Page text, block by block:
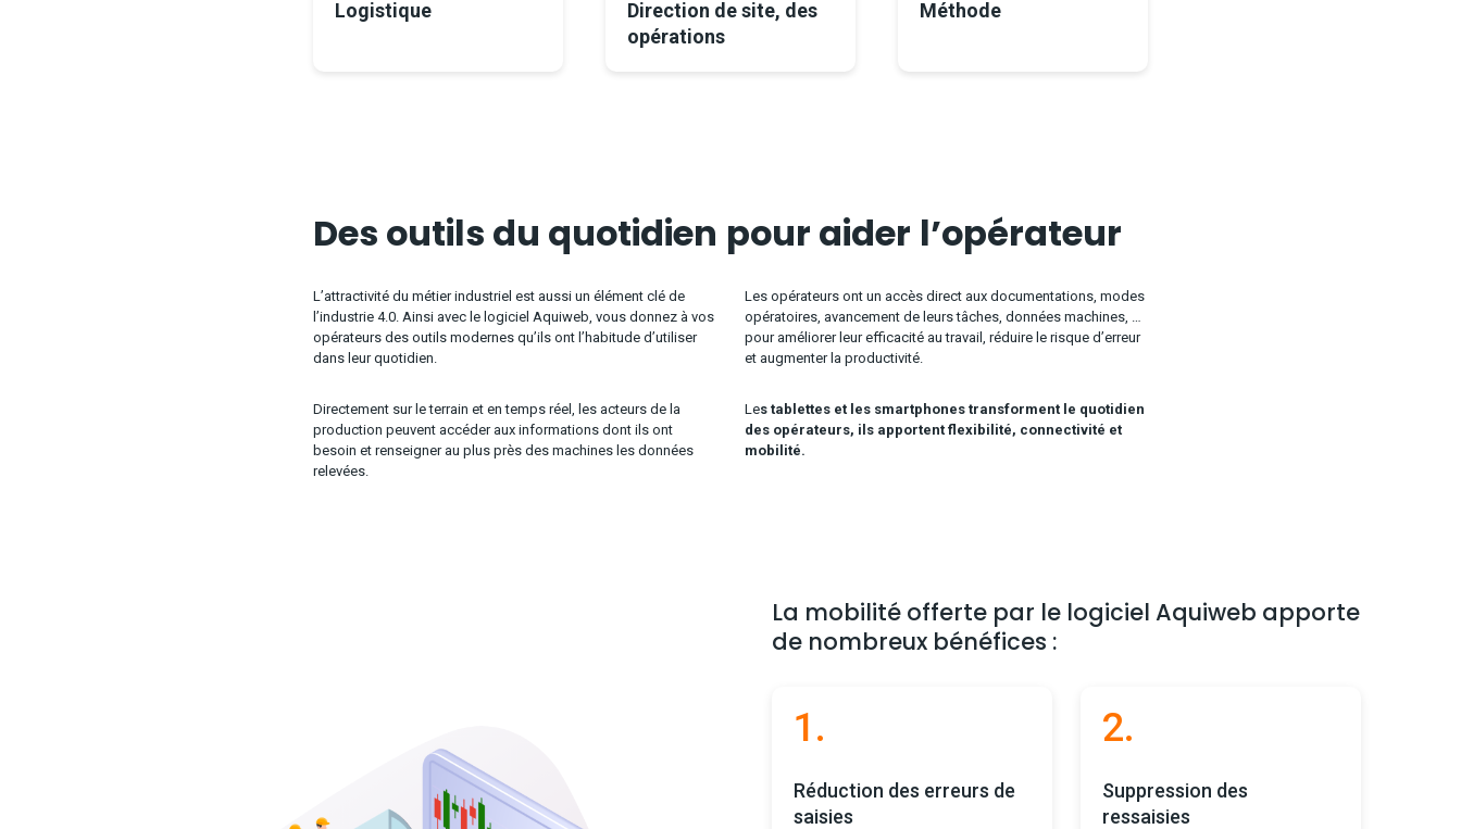
Logistique
Direction de site, des
opérations
Méthode
Des outils du quotidien pour aider l’opérateur
L’attractivité du métier industriel est aussi un élément clé de
l’industrie 4.0. Ainsi avec le logiciel Aquiweb, vous donnez à vos
opérateurs des outils modernes qu’ils ont l’habitude d’utiliser
dans leur quotidien.
Directement sur le terrain et en temps réel, les acteurs de la
production peuvent accéder aux informations dont ils ont
besoin et renseigner au plus près des machines les données
relevées.
Les opérateurs ont un accès direct aux documentations, modes
opératoires, avancement de leurs tâches, données machines, …
pour améliorer leur efficacité au travail, réduire le risque d’erreur
et augmenter la productivité.
Les tablettes et les smartphones transforment le quotidien
des opérateurs, ils apportent flexibilité, connectivité et
mobilité.
La mobilité offerte par le logiciel Aquiweb apporte
de nombreux bénéfices :
1.
Réduction des erreurs de
saisies
2.
Suppression des
ressaisies